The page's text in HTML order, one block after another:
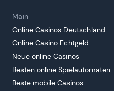
DE
Main
Online Casinos Deutschland
Online Casino Echtgeld
Neue online Casinos
Besten online Spielautomaten
Beste mobile Casinos